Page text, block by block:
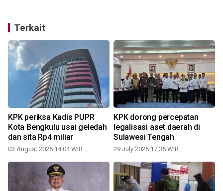
Terkait
KPK periksa Kadis PUPR
Kota Bengkulu usai geledah
dan sita Rp4 miliar
03 August 2026 14:04 WIB
KPK dorong percepatan
legalisasi aset daerah di
Sulawesi Tengah
29 July 2026 17:35 WIB